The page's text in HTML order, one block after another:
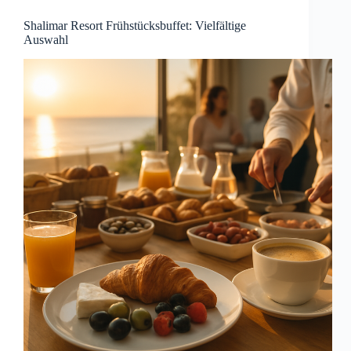
Shalimar Resort Frühstücksbuffet: Vielfältige
Auswahl